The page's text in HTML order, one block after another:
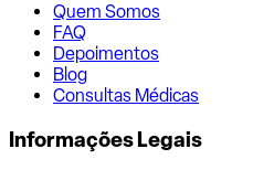
Quem Somos
FAQ
Depoimentos
Blog
Consultas Médicas
Informações Legais